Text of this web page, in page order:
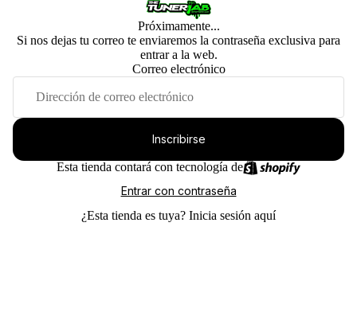
Próximamente...
Si nos dejas tu correo te enviaremos la contraseña exclusiva para
entrar a la web.
Correo electrónico
Inscribirse
Esta tienda contará con tecnología de
Entrar con contraseña
¿Esta tienda es tuya? Inicia sesión aquí